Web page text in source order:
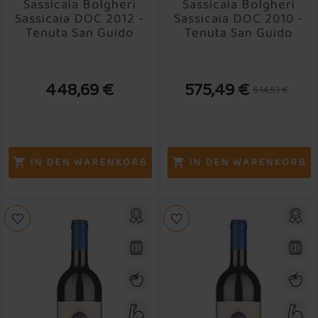
Sassicaia Bolgheri
Sassicaia DOC 2012 -
Tenuta San Guido
448,69 €
 IN DEN WARENKORB
Sassicaia Bolgheri
Sassicaia DOC 2010 -
Tenuta San Guido
575,49 € 614,51 €
 IN DEN WARENKORB